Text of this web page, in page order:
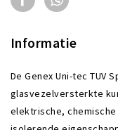
Informatie
De Genex Uni-tec TUV
glasvezelversterkte
elektrische,